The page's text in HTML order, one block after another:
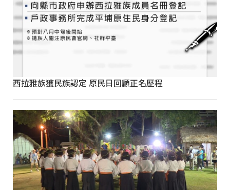
西拉雅族獲民族認定 原民日回顧正名歷程